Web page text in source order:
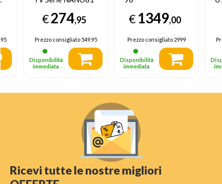
HDR10, 20W, 3
HDMI con Game
Optimizer, Smart
TV WebOS 25
€274,95
Prezzo consigliato549.95
Disponibilità
immediata
Smart TV Wi-Fi
Graphite Black
2024, Processore
Crystal 4K, 4K
Upscaling, Slim
Look, OTS Lite
€1349,00
Prezzo consigliato2999
Disponibilità
immediata
Ricevi tutte le nostre migliori